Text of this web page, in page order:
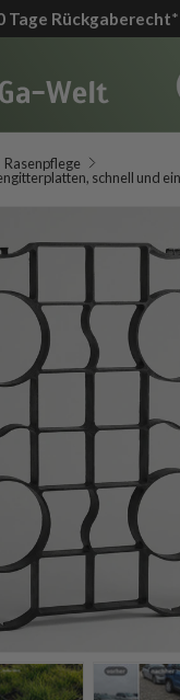
Widget öffnen
Tage Rückgaberecht*
Rasenpflege
schnell und